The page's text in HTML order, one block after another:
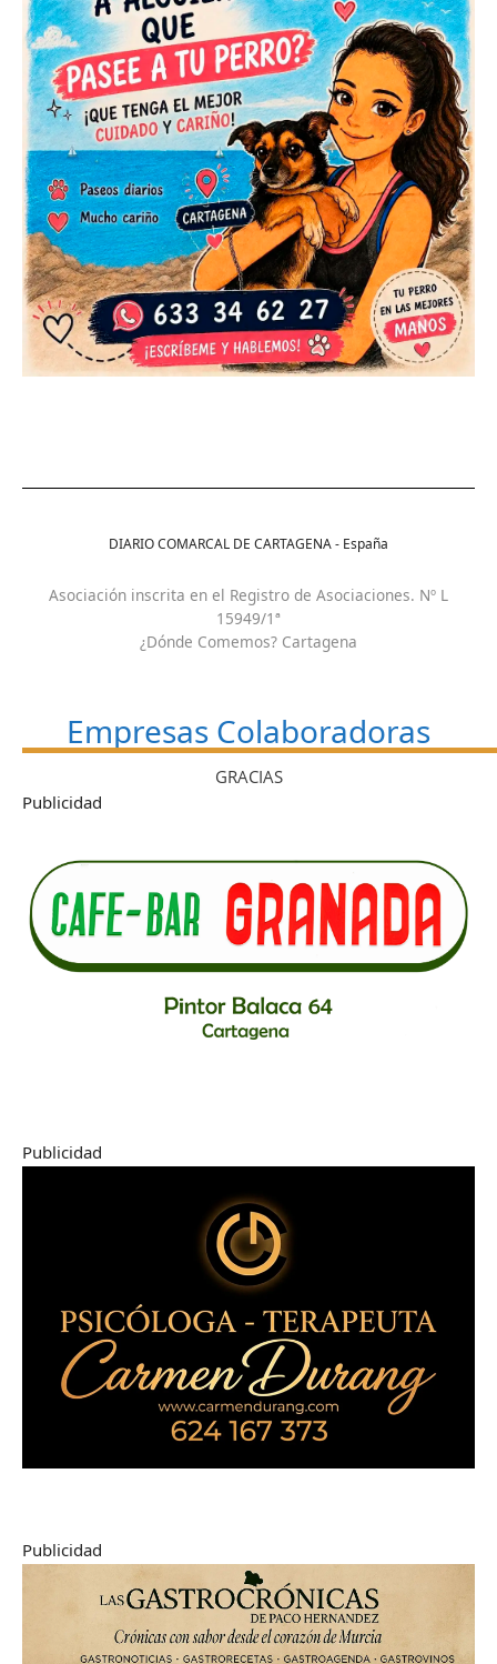
DIARIO COMARCAL DE CARTAGENA - España
Asociación inscrita en el Registro de Asociaciones. Nº L
15949/1ª
¿Dónde Comemos? Cartagena
Empresas Colaboradoras
GRACIAS
Publicidad
Publicidad
Publicidad